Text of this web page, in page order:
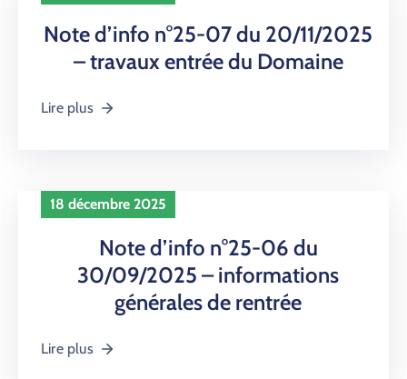
Note d’info n°25-07 du 20/11/2025
– travaux entrée du Domaine
Lire plus
18 décembre 2025
Note d’info n°25-06 du
30/09/2025 – informations
générales de rentrée
Lire plus